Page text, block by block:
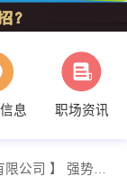
息 职场资讯
【贵州家诚源生阁医药连锁有限公司 】 强势入驻